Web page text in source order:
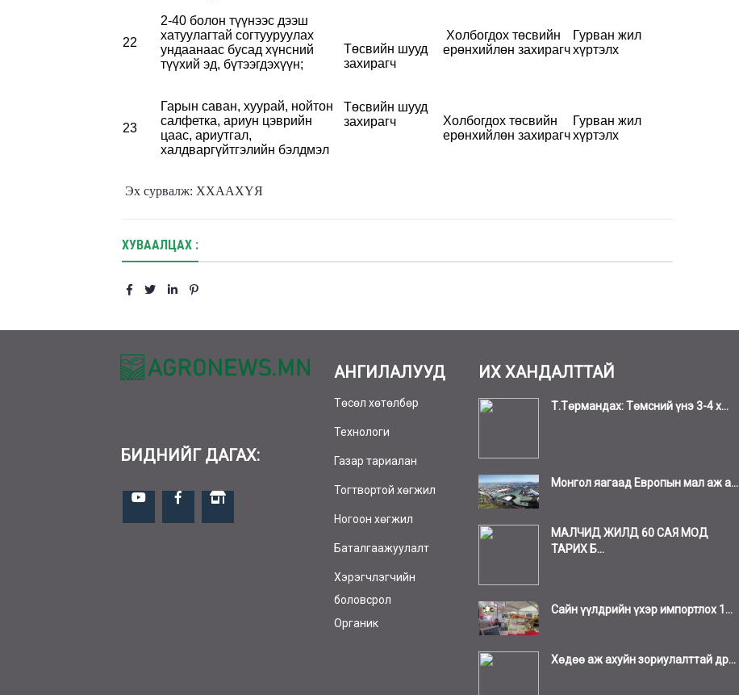
22
2-40 болон түүнээс дээш
хатуулагтай согтууруулах
ундаанаас бусад хүнсний
түүхий эд, бүтээгдэхүүн;
Төсвийн шууд
захирагч
Холбогдох төсвийн
ерөнхийлөн захирагч
Гурван жил
хүртэлх
23
Гарын саван, хуурай, нойтон
салфетка, ариун цэврийн
цаас, ариутгал,
халдваргүйтгэлийн бэлдмэл
Төсвийн шууд
захирагч
Холбогдох төсвийн
ерөнхийлөн захирагч
Гурван жил
хүртэлх
Эх сурвалж: ХХААХҮЯ
ХУВААЛЦАХ :
БИДНИЙГ ДАГАХ:
АНГИЛАЛУУД
Төсөл хөтөлбөр
Технологи
Газар тариалан
Тогтвортой хөгжил
Ногоон хөгжил
Баталгаажуулалт
Хэрэгчлэгчийн
боловсрол
Органик
ИХ ХАНДАЛТТАЙ
Т.Төрмандах: Төмсний үнэ 3-4 х...
Монгол яагаад Европын мал аж а...
МАЛЧИД ЖИЛД 60 САЯ МОД
ТАРИХ Б...
Сайн үүлдрийн үхэр импортлох 1...
Хөдөө аж ахуйн зориулалттай др...